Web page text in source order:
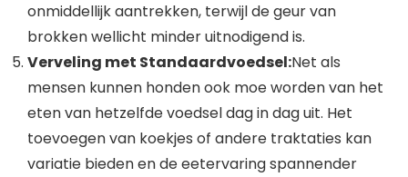
onmiddellijk aantrekken, terwijl de geur van
brokken wellicht minder uitnodigend is.
Verveling met Standaardvoedsel:Net als
mensen kunnen honden ook moe worden van het
eten van hetzelfde voedsel dag in dag uit. Het
toevoegen van koekjes of andere traktaties kan
variatie bieden en de eetervaring spannender